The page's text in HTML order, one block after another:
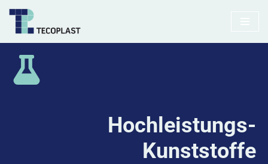
Zum
Inhalt
springen
Hochleistungs-
Kunststoffe